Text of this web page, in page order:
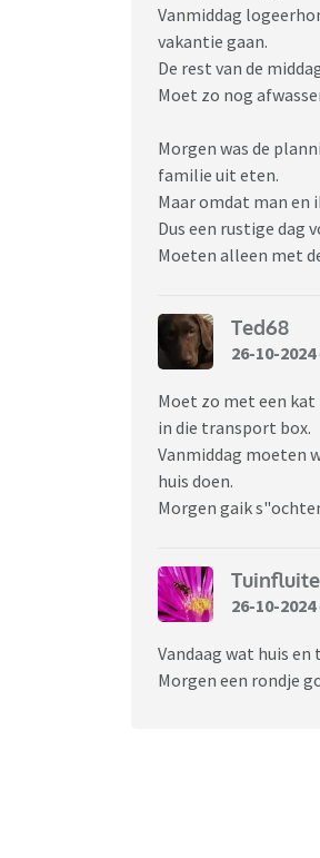
Vanmiddag
vakantie gaan.
De rest van de
Moet zo nog
Morgen was de
familie uit eten.
Maar omdat man en
Dus een rustige dag
Moeten alleen met
Ted68
26-10-2024
Moet zo met een
in die transport box.
Vanmiddag moeten
huis doen.
Morgen gaik
26-10-2024
Vandaag wat huis
Morgen een rondje